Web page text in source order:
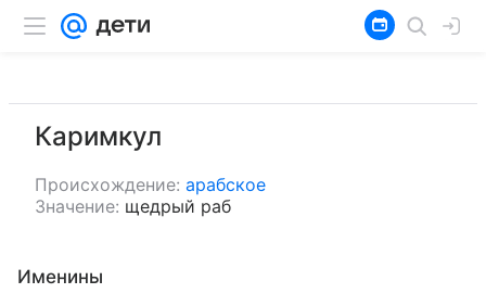
Каримкул
Происхождение: арабское
Значение: щедрый раб
Именины